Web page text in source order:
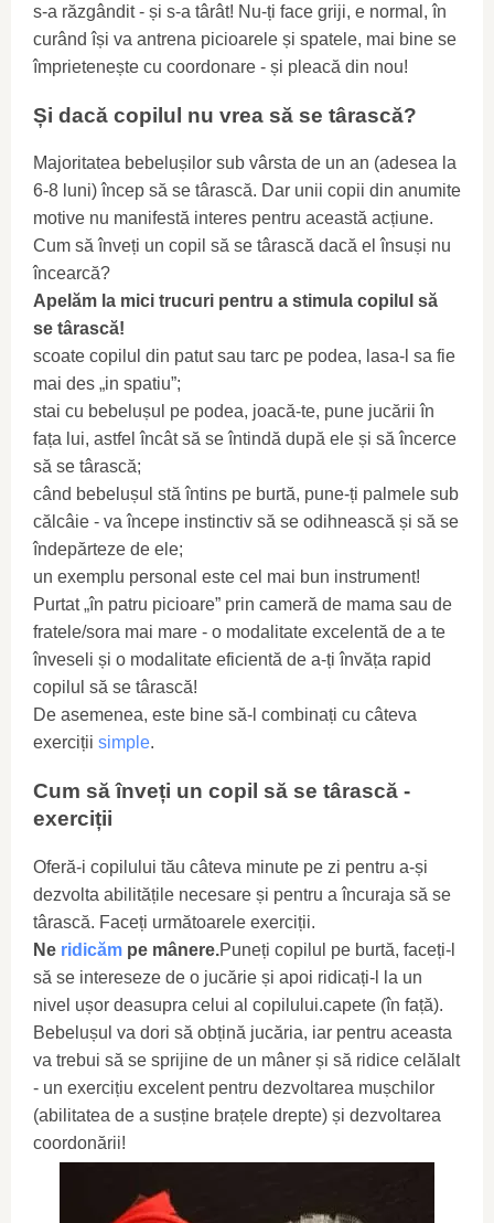
s-a răzgândit - și s-a târât! Nu-ți face griji, e normal, în
curând își va antrena picioarele și spatele, mai bine se
împrietenește cu coordonare - și pleacă din nou!
Și dacă copilul nu vrea să se târască?
Majoritatea bebelușilor sub vârsta de un an (adesea la
6-8 luni) încep să se târască. Dar unii copii din anumite
motive nu manifestă interes pentru această acțiune.
Cum să înveți un copil să se târască dacă el însuși nu
încearcă?
Apelăm la mici trucuri pentru a stimula copilul să
se târască!
scoate copilul din patut sau tarc pe podea, lasa-l sa fie
mai des „in spatiu”;
stai cu bebelușul pe podea, joacă-te, pune jucării în
fața lui, astfel încât să se întindă după ele și să încerce
să se târască;
când bebelușul stă întins pe burtă, pune-ți palmele sub
călcâie - va începe instinctiv să se odihnească și să se
îndepărteze de ele;
un exemplu personal este cel mai bun instrument!
Purtat „în patru picioare” prin cameră de mama sau de
fratele/sora mai mare - o modalitate excelentă de a te
înveseli și o modalitate eficientă de a-ți învăța rapid
copilul să se târască!
De asemenea, este bine să-l combinați cu câteva
exerciții simple.
Cum să înveți un copil să se târască -
exerciții
Oferă-i copilului tău câteva minute pe zi pentru a-și
dezvolta abilitățile necesare și pentru a încuraja să se
târască. Faceți următoarele exerciții.
Ne ridicăm pe mânere.Puneți copilul pe burtă, faceți-l
să se intereseze de o jucărie și apoi ridicați-l la un
nivel ușor deasupra celui al copilului.capete (în față).
Bebelușul va dori să obțină jucăria, iar pentru aceasta
va trebui să se sprijine de un mâner și să ridice celălalt
- un exercițiu excelent pentru dezvoltarea mușchilor
(abilitatea de a susține brațele drepte) și dezvoltarea
coordonării!